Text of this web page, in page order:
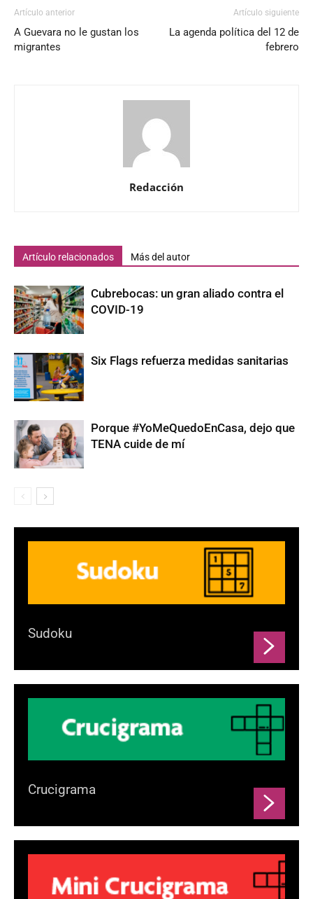
Artículo anterior
A Guevara no le gustan los
migrantes
Artículo siguiente
La agenda política del 12 de
febrero
Redacción
Artículo relacionados Más del autor
Cubrebocas: un gran aliado contra el
COVID-19
Six Flags refuerza medidas sanitarias
Porque #YoMeQuedoEnCasa, dejo que
TENA cuide de mí
Sudoku
Crucigrama